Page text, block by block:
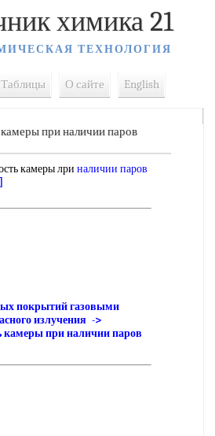
химика 21
ТЕХНОЛОГИЯ
Таблицы О сайте English
при наличии паров
камеры лри наличии паров
покрытий газовыми
излучения ->
камеры при наличии паров